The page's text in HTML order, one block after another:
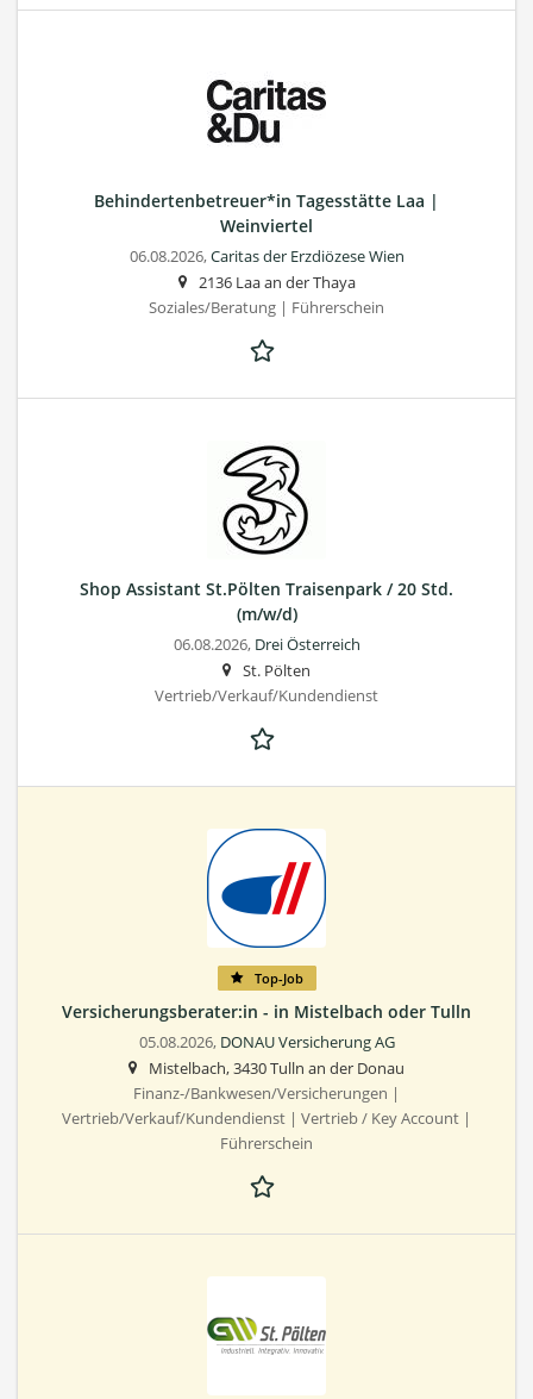
Behindertenbetreuer*in Tagesstätte Laa |
Weinviertel
06.08.2026,Caritas der Erzdiözese Wien
2136 Laa an der Thaya
Soziales/Beratung | Führerschein
Shop Assistant St.Pölten Traisenpark / 20 Std.
(m/w/d)
06.08.2026, Drei Österreich
St. Pölten
Vertrieb/Verkauf/Kundendienst
Top-Job
Versicherungsberater:in - in Mistelbach oder Tulln
05.08.2026, DONAU Versicherung AG
Mistelbach, 3430 Tulln an der Donau
Finanz-/Bankwesen/Versicherungen |
Vertrieb/Verkauf/Kundendienst | Vertrieb / Key Account |
Führerschein